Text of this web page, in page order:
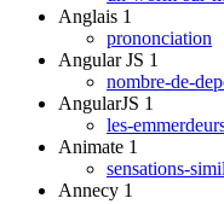
Anglais 1
prononciation
Angular JS 1
nombre-de-
AngularJS 1
les-
Animate 1
sensations-
Annecy 1